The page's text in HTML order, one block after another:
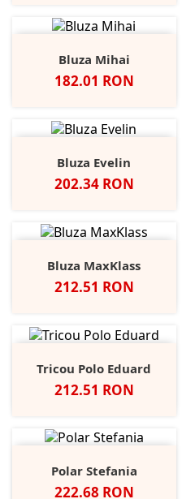
Bluza Mihai
Pret
182.01 RON
Bluza Evelin
Pret
202.34 RON
Bluza MaxKlass
Pret
212.51 RON
Tricou Polo Eduard
Pret
212.51 RON
Polar Stefania
Pret
222.68 RON